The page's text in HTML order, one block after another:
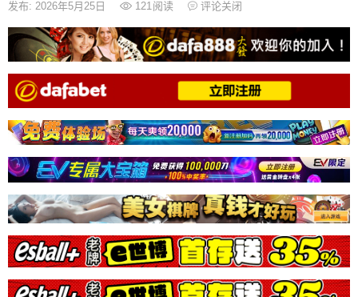
发布: 2026年5月25日 121阅读 评论关闭